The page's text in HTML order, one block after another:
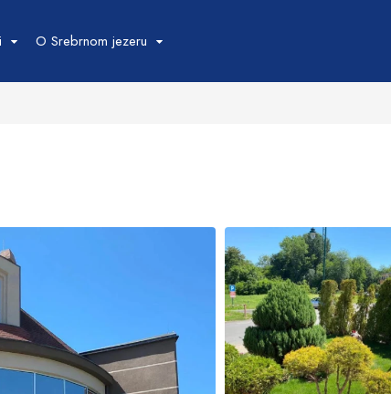
O Srebrnom jezeru